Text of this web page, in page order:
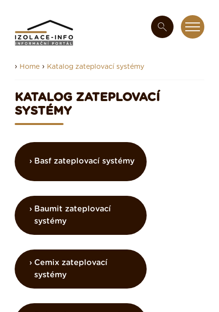
› Home › Katalog zateplovací systémy
KATALOG ZATEPLOVACÍ
SYSTÉMY
Basf zateplovací systémy
Baumit zateplovací
systémy
Cemix zateplovací
systémy